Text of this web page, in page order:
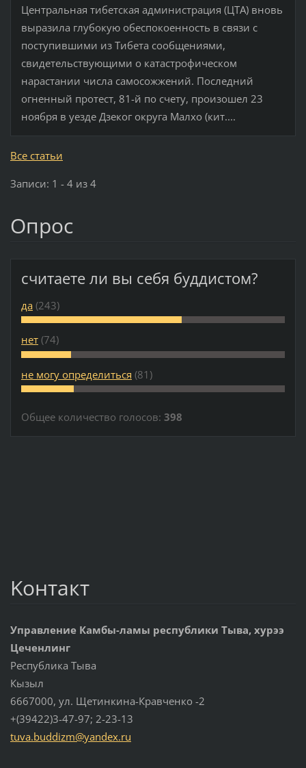
Центральная тибетская администрация (ЦТА) вновь
выразила глубокую обеспокоенность в связи с
поступившими из Тибета сообщениями,
свидетельствующими о катастрофическом
нарастании числа самосожжений. Последний
огненный протест, 81-й по счету, произошел 23
ноября в уезде Дзеког округа Малхо (кит....
Все статьи
Записи: 1 - 4 из 4
Опрос
считаете ли вы себя буддистом?
да (243)
нет (74)
не могу определиться (81)
Общее количество голосов: 398
Koнтакт
Управление Камбы-ламы республики Тыва, хурээ
Цеченлинг
Республика Тыва
Кызыл
6667000, ул. Щетинкина-Кравченко -2
+(39422)3-47-97; 2-23-13
tuva.buddizm@yandex.ru